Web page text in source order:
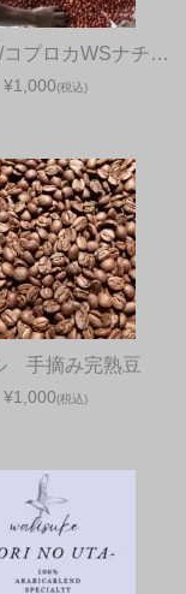
コプロカWSナチ…
¥1,000(税込)
手摘み完熟豆
¥1,000(税込)